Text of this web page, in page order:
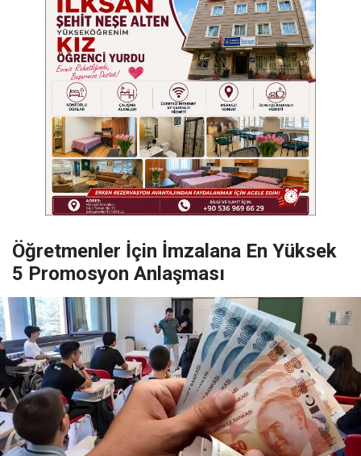
Öğretmenler İçin İmzalana En Yüksek
5 Promosyon Anlaşması